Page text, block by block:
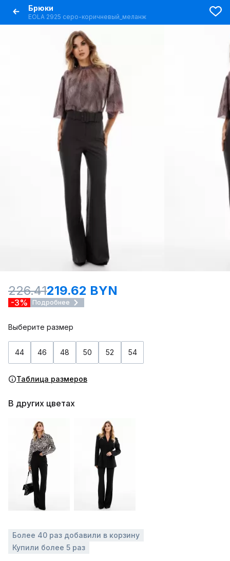
Брюки
EOLA 2925 серо-коричневый_меланж
226.41219.62 BYN
-3% Подробнее
Выберите размер
44 46 48 50 52 54
Таблица размеров
В других цветах
Более 40 раз добавили в корзину
Купили более 5 раз